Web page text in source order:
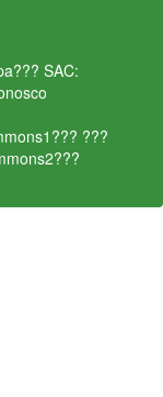
SAC:
???